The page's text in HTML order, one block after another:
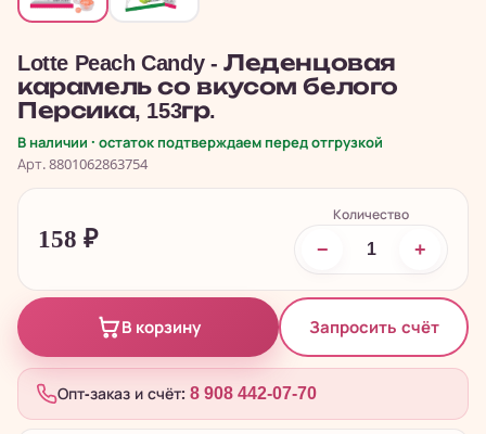
Lotte Peach Candy - Леденцовая
карамель со вкусом белого
Персика, 153гр.
В наличии · остаток подтверждаем перед отгрузкой
Арт. 8801062863754
158 ₽
Количество
− +
В корзину Запросить счёт
Опт-заказ и счёт: 8 908 442-07-70